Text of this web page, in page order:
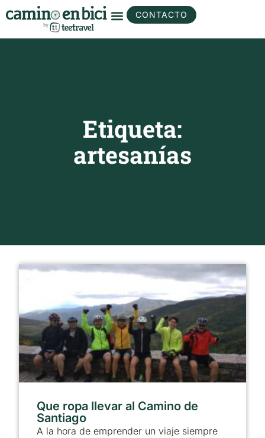
CONTACTO
Etiqueta:
artesanías
Que ropa llevar al Camino de
Santiago
A la hora de emprender un viaje siempre